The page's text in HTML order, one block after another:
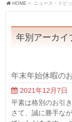
HOME » ニュース・トピ
年別アーカイ
年末年始休暇の
2021年12月7日
平素は格別のお引
さて、誠に勝手な